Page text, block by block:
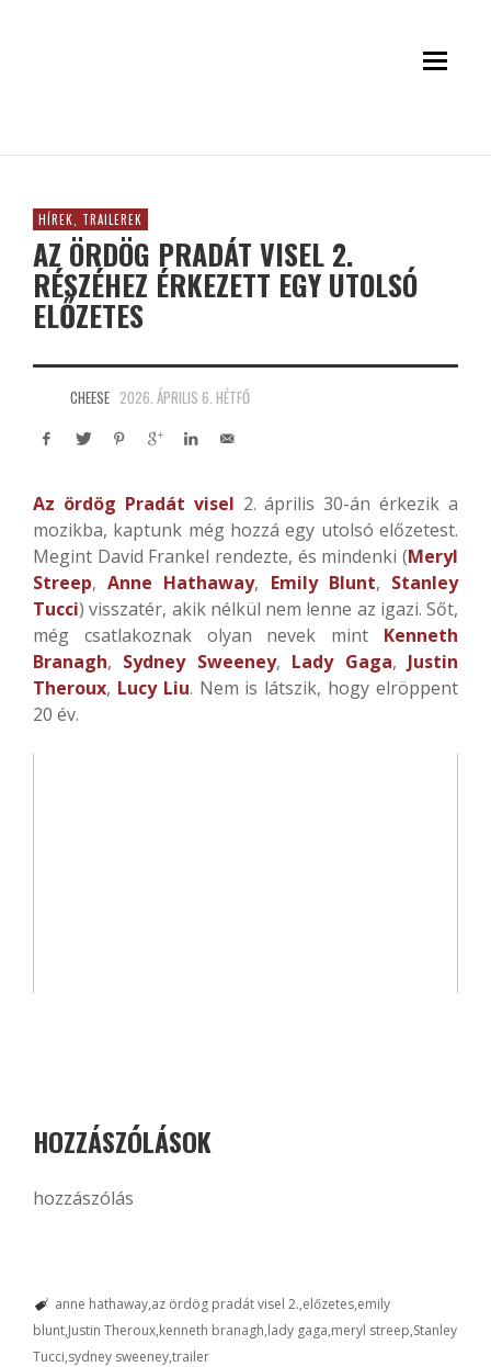
HÍREK, TRAILEREK
AZ ÖRDÖG PRADÁT VISEL 2.
RÉSZÉHEZ ÉRKEZETT EGY UTOLSÓ
ELŐZETES
CHEESE 2026. ÁPRILIS 6. HÉTFŐ
Az ördög Pradát visel 2. április 30-án érkezik a
mozikba, kaptunk még hozzá egy utolsó előzetest.
Megint David Frankel rendezte, és mindenki (Meryl
Streep,Anne Hathaway, Emily Blunt, Stanley
Tucci) visszatér, akik nélkül nem lenne az igazi. Sőt,
még csatlakoznak olyan nevek mint Kenneth
Branagh, Sydney Sweeney, Lady Gaga, Justin
Theroux, Lucy Liu. Nem is látszik, hogy elröppent
20 év.
HOZZÁSZÓLÁSOK
hozzászólás
anne hathaway az ördög pradát visel 2. előzetes emily
blunt Justin Theroux kenneth branagh lady gaga meryl streep Stanley
Tucci sydney sweeneytrailer